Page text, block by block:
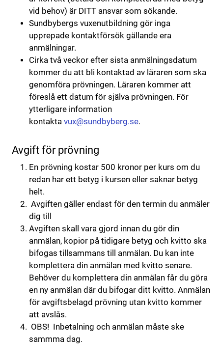
vid behov) är DITT ansvar som sökande.
Sundbybergs vuxenutbildning gör inga
upprepade kontaktförsök gällande era
anmälningar.
Cirka två veckor efter sista anmälningsdatum
kommer du att bli kontaktad av läraren som ska
genomföra prövningen. Läraren kommer att
föreslå ett datum för själva prövningen. För
ytterligare information
kontakta vux@sundbyberg.se.
Avgift för prövning
En prövning kostar 500 kronor per kurs om du
redan har ett betyg i kursen eller saknar betyg
helt.
Avgiften gäller endast för den termin du anmäler
dig till
Avgiften skall vara gjord innan du gör din
anmälan, kopior på tidigare betyg och kvitto ska
bifogas tillsammans till anmälan. Du kan inte
komplettera din anmälan med kvitto senare.
Behöver du komplettera din anmälan får du göra
en ny anmälan där du bifogar ditt kvitto. Anmälan
för avgiftsbelagd prövning utan kvitto kommer
att avslås.
OBS! Inbetalning och anmälan måste ske
sammma dag.